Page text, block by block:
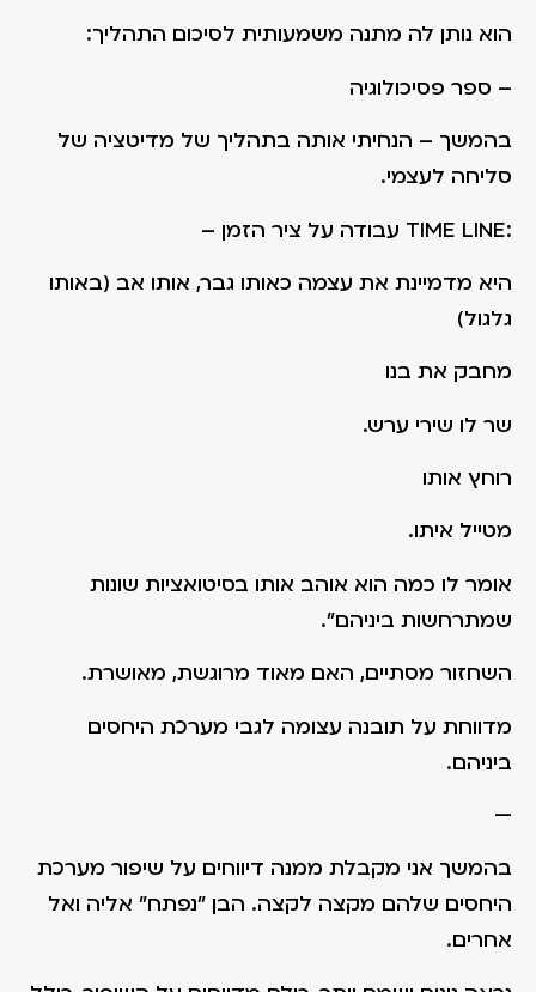
הוא נותן לה מתנה משמעותית לסיכום התהליך:
– ספר פסיכולוגיה
בהמשך – הנחיתי אותה בתהליך של מדיטציה של
סליחה לעצמי.
:TIME LINE עבודה על ציר הזמן –
היא מדמיינת את עצמה כאותו גבר, אותו אב (באותו
גלגול)
מחבק את בנו
שר לו שירי ערש.
רוחץ אותו
מטייל איתו.
אומר לו כמה הוא אוהב אותו בסיטואציות שונות
שמתרחשות ביניהם".
השחזור מסתיים, האם מאוד מרוגשת, מאושרת.
מדווחת על תובנה עצומה לגבי מערכת היחסים
ביניהם.
—
בהמשך אני מקבלת ממנה דיווחים על שיפור מערכת
היחסים שלהם מקצה לקצה. הבן "נפתח" אליה ואל
אחרים.